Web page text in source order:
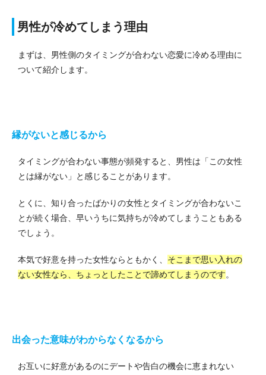
男性が冷めてしまう理由
まずは、男性側のタイミングが合わない恋愛に冷める理由に
ついて紹介します。
縁がないと感じるから
タイミングが合わない事態が頻発すると、男性は「この女性
とは縁がない」と感じることがあります。
とくに、知り合ったばかりの女性とタイミングが合わないこ
とが続く場合、早いうちに気持ちが冷めてしまうこともある
でしょう。
本気で好意を持った女性ならともかく、 そこまで思い入れの
ない女性なら、ちょっとしたことで諦めてしまうのです。
出会った意味がわからなくなるから
お互いに好意があるのにデートや告白の機会に恵まれない